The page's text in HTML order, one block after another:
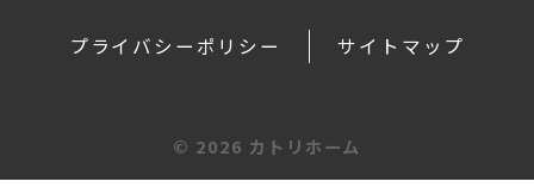
プライバシーポリシー サイトマップ
© 2026 カトリホーム